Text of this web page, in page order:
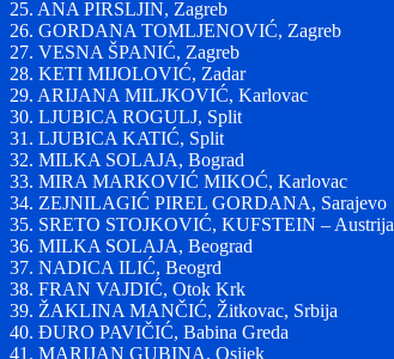
25. ANA PIRSLJIN, Zagreb
26. GORDANA TOMLJENOVIĆ, Zagreb
27. VESNA ŠPANIĆ, Zagreb
28. KETI MIJOLOVIĆ, Zadar
29. ARIJANA MILJKOVIĆ, Karlovac
30. LJUBICA ROGULJ, Split
31. LJUBICA KATIĆ, Split
32. MILKA SOLAJA, Bograd
33. MIRA MARKOVIĆ MIKOĆ, Karlovac
34. ZEJNILAGIĆ PIREL GORDANA, Sarajevo
35. SRETO STOJKOVIĆ, KUFSTEIN – Austrija
36. MILKA SOLAJA, Beograd
37. NADICA ILIĆ, Beogrd
38. FRAN VAJDIĆ, Otok Krk
39. ŽAKLINA MANČIĆ, Žitkovac, Srbija
40. ĐURO PAVIČIĆ, Babina Greda
41. MARIJAN GUBINA, Osijek